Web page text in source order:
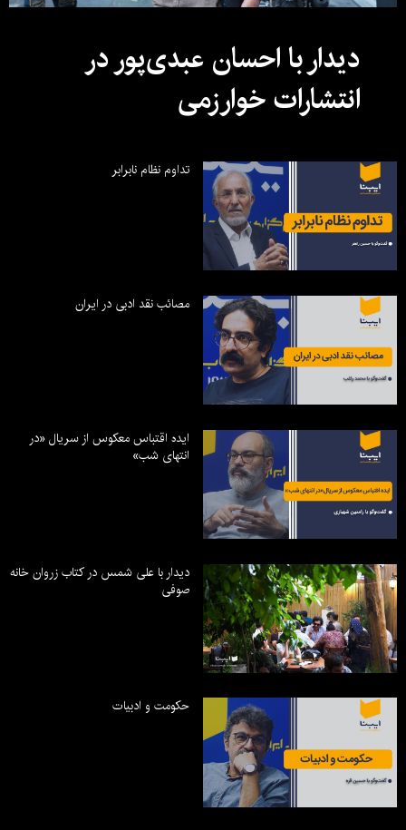
دیدار با احسان عبدی‌پور در
انتشارات خوارزمی
تداوم نظام نابرابر
مصائب نقد ادبی در ایران
ایده اقتباس معکوس از سریال «در
انتهای شب»
دیدار با علی شمس در کتاب زروان خانه
صوفی
حکومت و ادبیات